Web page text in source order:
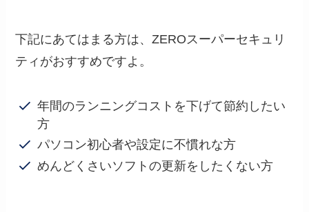
下記にあてはまる方は、ZEROスーパーセキュリ
ティがおすすめですよ。
年間のランニングコストを下げて節約したい
方
パソコン初心者や設定に不慣れな方
めんどくさいソフトの更新をしたくない方